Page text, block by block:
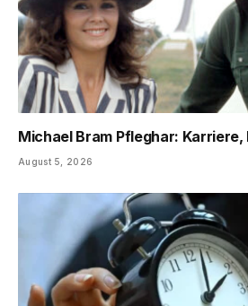
Michael Bram Pfleghar: Karriere,
August 5, 2026